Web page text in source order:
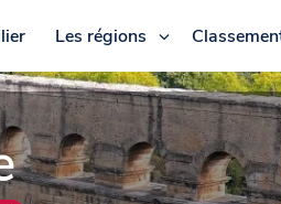
Les régions